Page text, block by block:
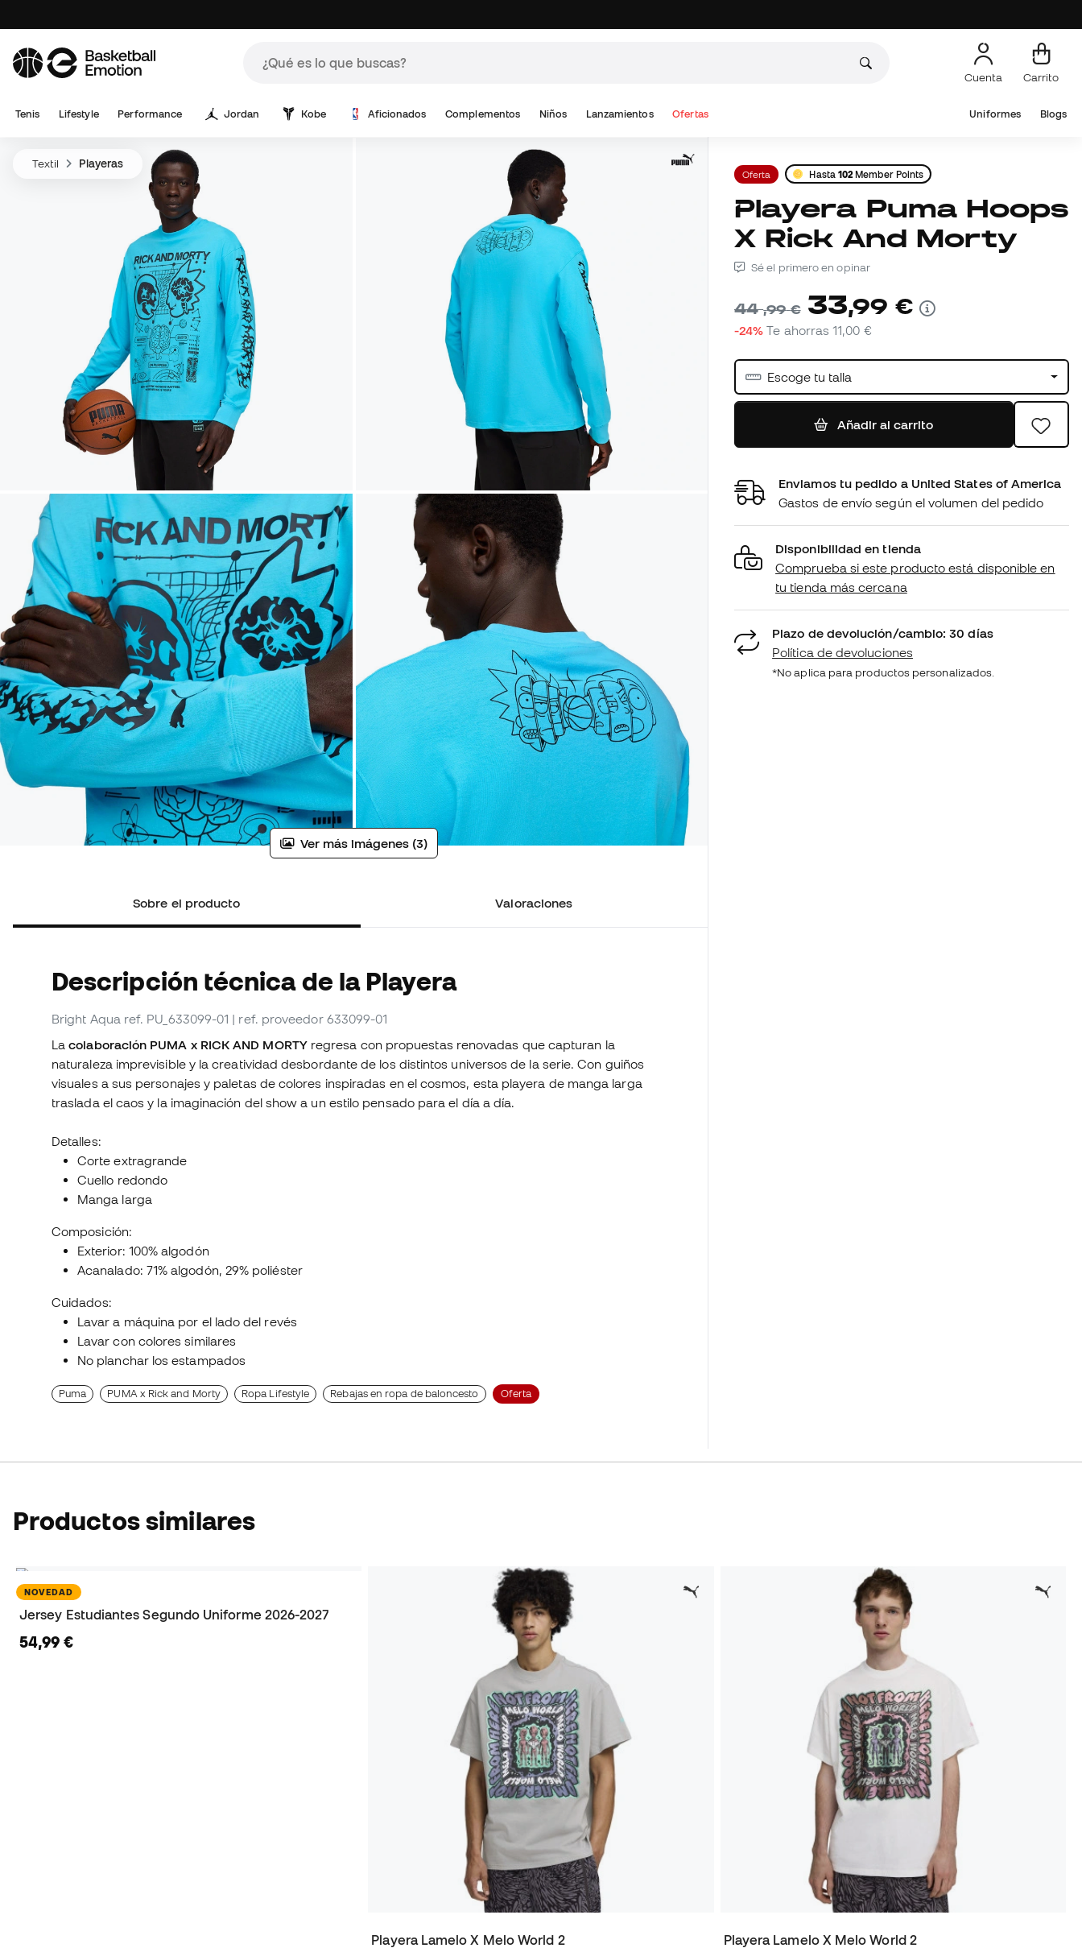
Cuenta Carrito
Tenis Lifestyle Performance Jordan Kobe Aficionados Complementos Niños Lanzamientos Ofertas Uniformes Blogs
Textil Playeras
Ver más imágenes (3)
Sobre el producto Valoraciones
Descripción técnica de la Playera
Bright Aqua ref. PU_633099-01 | ref. proveedor 633099-01
Lacolaboración PUMA x RICK AND MORTYregresa con propuestas renovadas que capturan la
naturaleza imprevisible y la creatividad desbordante de los distintos universos de la serie. Con guiños
visuales a sus personajes y paletas de colores inspiradas en el cosmos, esta playera de manga larga
traslada el caos y la imaginación del show a un estilo pensado para el día a día.
Detalles:
Corte extragrande
Cuello redondo
Manga larga
Composición:
Exterior: 100% algodón
Acanalado: 71% algodón, 29% poliéster
Cuidados:
Lavar a máquina por el lado del revés
Lavar con colores similares
No planchar los estampados
Puma PUMA x Rick and Morty Ropa Lifestyle Rebajas en ropa de baloncesto Oferta
Oferta Hasta 102 Member Points
Playera Puma Hoops
X Rick And Morty
Sé el primero en opinar
44,99 € 33,99 €
-24% Te ahorras11,00 €
Escoge tu talla
Añadir al carrito
Enviamos tu pedido a United States of America
Gastos de envío según el volumen del pedido
Disponibilidad en tienda
Comprueba si este producto está disponible en
tu tienda más cercana
Plazo de devolución/cambio: 30 días
Política de devoluciones
*No aplica para productos personalizados.
Productos similares
NOVEDAD
Jersey Estudiantes Segundo Uniforme 2026-2027
54,99 €
Playera Lamelo X Melo World 2 Playera Lamelo X Melo World 2